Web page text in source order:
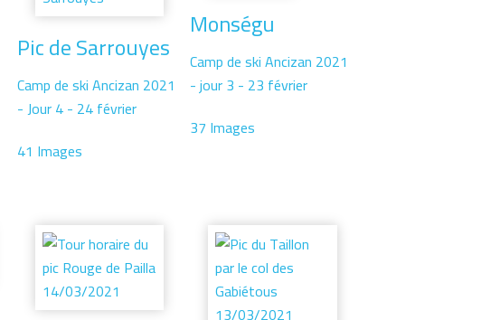
Pic de Sarrouyes
Camp de ski Ancizan 2021
- Jour 4 - 24 février
41 Images
Monségu
Camp de ski Ancizan 2021
- jour 3 - 23 février
37 Images